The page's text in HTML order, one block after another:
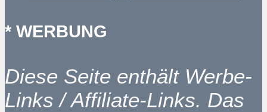
* WERBUNG
Diese Seite enthält Werbe-
Links / Affiliate-Links. Das